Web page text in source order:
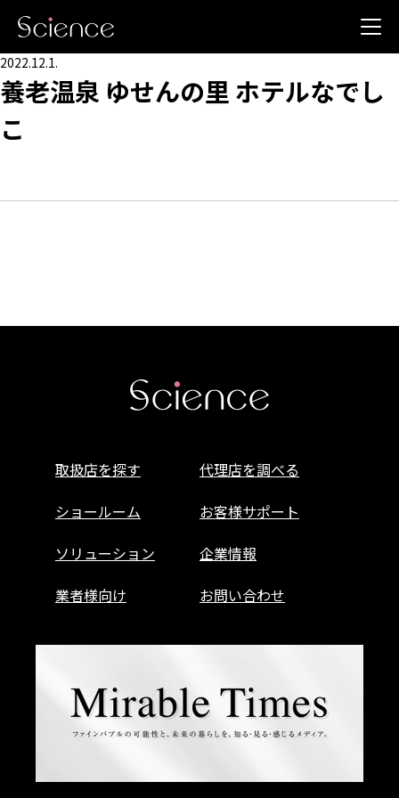
2022.12.1.
養老温泉 ゆせんの里 ホテルなでし
こ
取扱店を探す
代理店を調べる
ショールーム
お客様サポート
ソリューション
企業情報
業者様向け
お問い合わせ